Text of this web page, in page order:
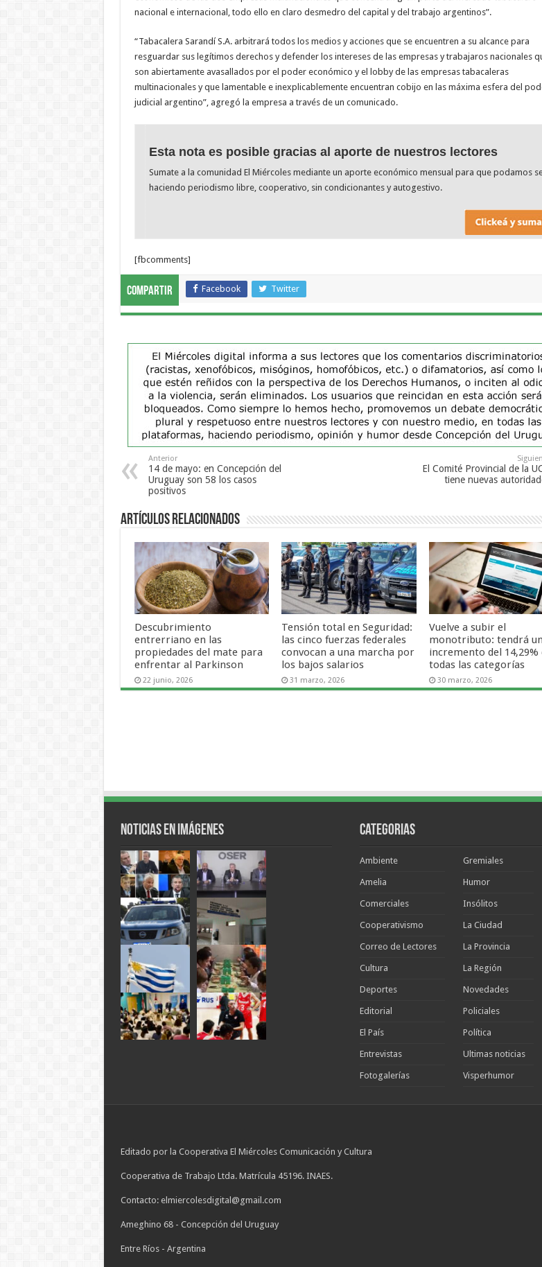
nacional e internacional, todo ello en claro desmedro del capital y del trabajo argentinos”.
“Tabacalera Sarandí S.A. arbitrará todos los medios y acciones que se encuentren a su alcance para
resguardar sus legítimos derechos y defender los intereses de las empresas y trabajaros nacionales
son abiertamente avasallados por el poder económico y el lobby de las empresas tabacaleras
multinacionales y que lamentable e inexplicablemente encuentran cobijo en las máxima esfera del
judicial argentino”, agregó la empresa a través de un comunicado.
Esta nota es posible gracias al aporte de nuestros lectores
Sumate a la comunidad El Miércoles mediante un aporte económico mensual para que podamos
haciendo periodismo libre, cooperativo, sin condicionantes y autogestivo.
[fbcomments]
Compartir Facebook Twitter
Anterior
14 de mayo: en Concepción del
Uruguay son 58 los casos
positivos
El Comité Provincial de la
tiene nuevas
Artículos Relacionados
Descubrimiento
entrerriano en las
propiedades del mate para
enfrentar al Parkinson
22 junio, 2026
Tensión total en Seguridad:
las cinco fuerzas federales
convocan a una marcha por
los bajos salarios
31 marzo, 2026
Vuelve a subir el
monotributo: tendrá un
incremento del 14,29%
todas las categorías
30 marzo, 2026
Noticias en Imágenes Categorias
Ambiente
Amelia
Comerciales
Cooperativismo
Correo de Lectores
Cultura
Deportes
Editorial
El País
Entrevistas
Fotogalerías
Gremiales
Humor
Insólitos
La Ciudad
La Provincia
La Región
Novedades
Policiales
Política
Ultimas noticias
Visperhumor
Editado por la Cooperativa El Miércoles Comunicación y Cultura
Cooperativa de Trabajo Ltda. Matrícula 45196. INAES.
Contacto: elmiercolesdigital@gmail.com
Ameghino 68 - Concepción del Uruguay
Entre Ríos - Argentina